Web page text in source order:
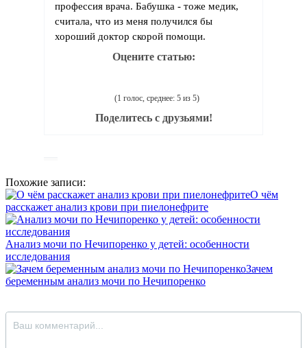
профессия врача. Бабушка - тоже медик,
считала, что из меня получился бы
хороший доктор скорой помощи.
Оцените статью:
(1 голос, среднее: 5 из 5)
Поделитесь с друзьями!
Похожие записи:
О чём
расскажет анализ крови при пиелонефрите
Анализ мочи по Нечипоренко у детей: особенности
исследования
Зачем
беременным анализ мочи по Нечипоренко